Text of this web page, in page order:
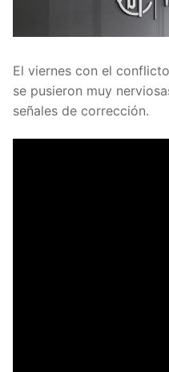
El viernes con el
se pusieron muy
señales de corrección.